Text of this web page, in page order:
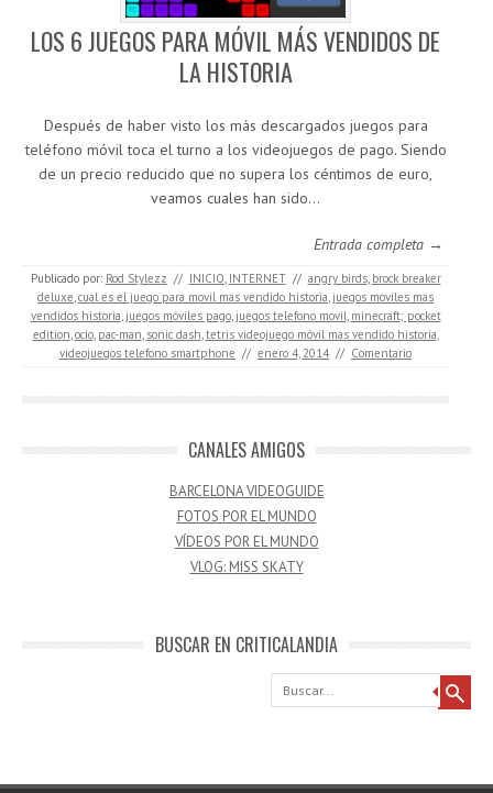
LOS 6 JUEGOS PARA MÓVIL MÁS VENDIDOS DE
LA HISTORIA
Después de haber visto los más descargados juegos para
teléfono móvil toca el turno a los videojuegos de pago. Siendo
de un precio reducido que no supera los céntimos de euro,
veamos cuales han sido…
Entrada completa →
Publicado por: Rod Stylezz // INICIO, INTERNET // angry birds, brock breaker
deluxe,cual es el juego para movil mas vendido historia, juegos moviles mas
vendidos historia, juegos móviles pago, juegos telefono movil, minecraft; pocket
edition,ocio, pac-man, sonic dash,tetris videojuego móvil mas vendido historia,
videojuegos telefono smartphone // enero 4, 2014 // Comentario
CANALES AMIGOS
BARCELONA VIDEOGUIDE
FOTOS POR EL MUNDO
VÍDEOS POR EL MUNDO
VLOG: MISS SKATY
BUSCAR EN CRITICALANDIA
Buscar